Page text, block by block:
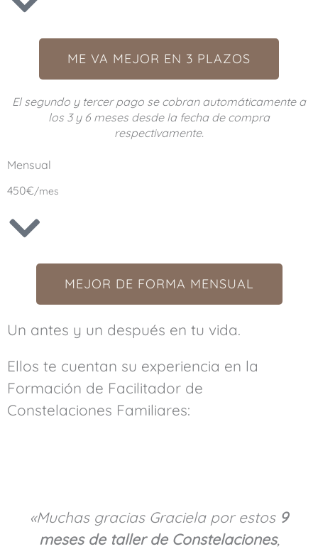
ME VA MEJOR EN 3 PLAZOS
El segundo y tercer pago se cobran automáticamente a
los 3 y 6 meses desde la fecha de compra
respectivamente.
Mensual
450€/mes
MEJOR DE FORMA MENSUAL
Un antes y un después en tu vida.
Ellos te cuentan su experiencia en la
Formación de Facilitador de
Constelaciones Familiares:
«Muchas gracias Graciela por estos 9
meses de taller de Constelaciones,